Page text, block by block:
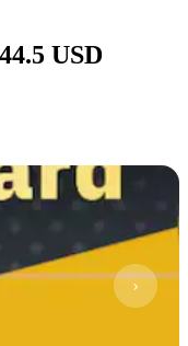
USD